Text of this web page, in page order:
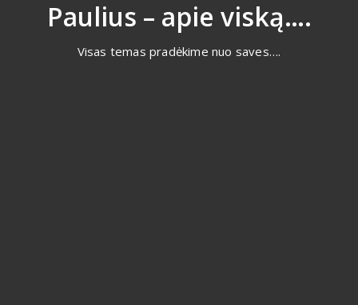
Paulius – apie viską….
Visas temas pradėkime nuo saves….